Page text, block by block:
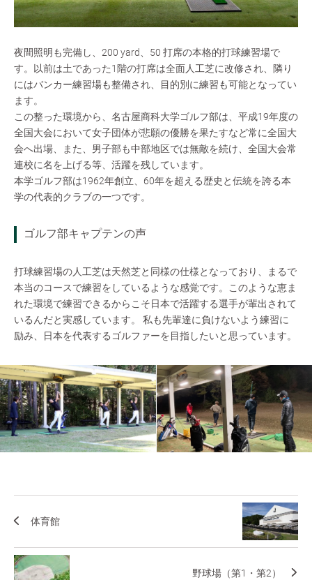
夜間照明も完備し、200 yard、50 打席の本格的打球練習場で
す。以前は土であった1階の打席は全面人工芝に改修され、隣り
にはバンカー練習場も整備され、目的別に練習も可能となってい
ます。
この整った環境から、名古屋商科大学ゴルフ部は、平成19年度の
全国大会において女子団体が悲願の優勝を果たすなど常に全国大
会へ出場、また、男子部も中部地区では無敵を続け、全国大会常
連校に名を上げる等、活躍を残しています。
本学ゴルフ部は1962年創立、60年を超える歴史と伝統を誇る本
学の代表的クラブの一つです。
ゴルフ部キャプテンの声
打球練習場の人工芝は天然芝と同様の仕様となっており、まるで
本当のコースで練習をしているような感覚です。このような恵ま
れた環境で練習できるからこそ日本で活躍する選手が輩出されて
いるんだと実感しています。 私も先輩達に負けないよう練習に
励み、日本を代表するゴルファーを目指したいと思っています。
体育館
野球場（第1・第2）